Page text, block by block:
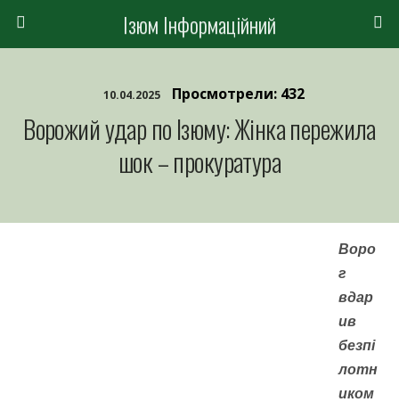
Ізюм Інформаційний
10.04.2025 Просмотрели: 432
Ворожий удар по Ізюму: Жінка пережила
шок – прокуратура
Воро
г
вдар
ив
безпі
лотн
иком